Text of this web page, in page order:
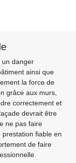
un danger
ainsi que
la force de
grâce aux murs,
correctement et
devrait être
ne pas faire
fiable en
de faire